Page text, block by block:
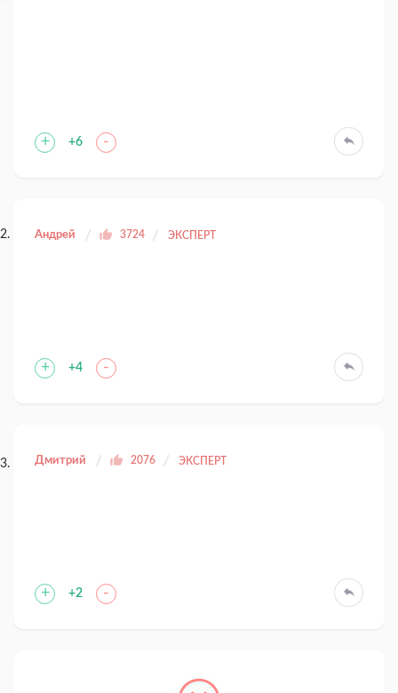
+ +6 -
Андрей 3724 ЭКСПЕРТ
+ +4 -
Дмитрий 2076 ЭКСПЕРТ
+ +2 -